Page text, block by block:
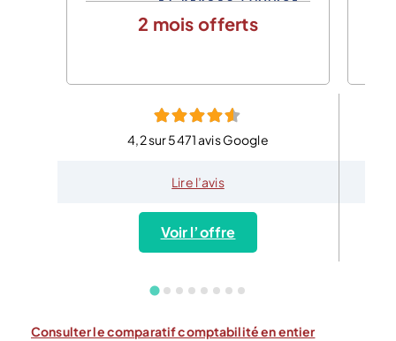
2 mois offerts
4,2 sur 5471 avis Google
Lire l’avis
Voir l’offre
Consulter le comparatif comptabilité en entier